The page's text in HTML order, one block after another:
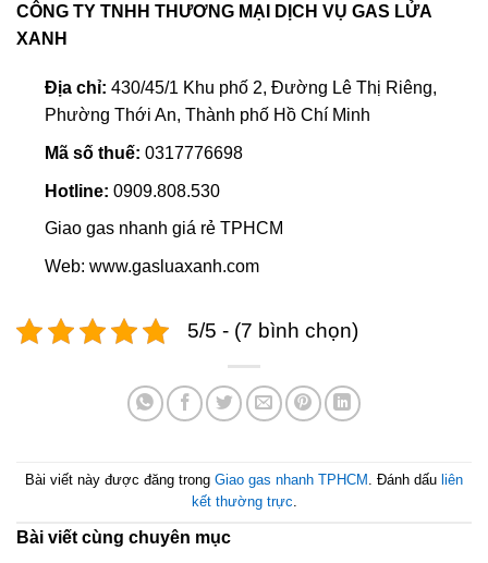
CÔNG TY TNHH THƯƠNG MẠI DỊCH VỤ GAS LỬA
XANH
Địa chỉ: 430/45/1 Khu phố 2, Đường Lê Thị Riêng,
Phường Thới An, Thành phố Hồ Chí Minh
Mã số thuế: 0317776698
Hotline: 0909.808.530
Giao gas nhanh giá rẻ TPHCM
Web: www.gasluaxanh.com
5/5 - (7 bình chọn)
Bài viết này được đăng trong Giao gas nhanh TPHCM . Đánh dấu liên
kết thường trực.
Bài viết cùng chuyên mục